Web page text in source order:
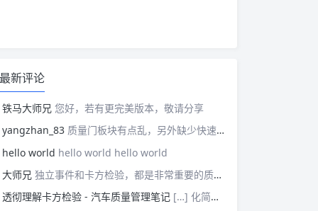
最新评论
铁马大师兄 您好，若有更完美版本，敬请分享
yangzhan_83 质量门板块有点乱，另外缺少快速反应板块。
hello world hello world hello world
大师兄 独立事件和卡方检验，都是非常重要的质量管理概念，挺难理解的。
透彻理解卡方检验 - 汽车质量管理笔记 […] 化简后的式子是我们在卡方检验中需要用到的式子，所以请大家牢记！对于上述式子有疑惑的读者可以学习基础的概率论，也可以参考我之前写的一篇关于独立的文章（《【直观数学】如何理解两事件间的独立关系》）。如果没有问题的话，我们可以进入到卡方检验原理与步骤的主体介绍部分！ […]